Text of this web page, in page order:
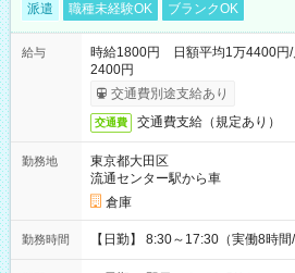
派遣 職種未経験OK ブランクOK
給与
時給1800円 日額平均1万4400円/
2400円
交通費別途支給あり
交通費 交通費支給（規定あり）
勤務地
東京都大田区
流通センター駅から車
倉庫
勤務時間 【日勤】 8:30～17:30（実働8時間/